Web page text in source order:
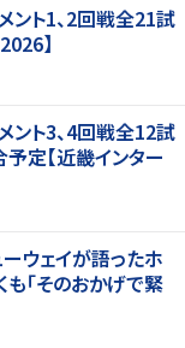
ント1、2回戦全21試
】
ント3、4回戦全12試
定【近畿インター
ーウェイが語ったホ
「そのおかげで緊